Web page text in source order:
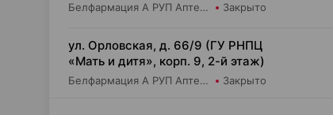
Белфармация А РУП Аптека №75 Закрыто
ул. Орловская, д. 66/9 (ГУ РНПЦ
«Мать и дитя», корп. 9, 2-й этаж)
Белфармация А РУП Аптека №88 Закрыто